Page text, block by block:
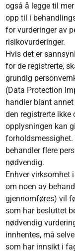
også å legge til
opp til i
for vurderinger av
risikovurderinger.
Hvis det er
for de registrerte,
grundig
(Data Protection
handler blant
den registrerte ikke
opplysningen kan
forholdsmessighet.
behandler flere
nødvendig.
Enhver virksomhet
om noen av
gjennomføres) vil
som har besluttet
nødvendig
innhentes, må
som har innsikt i